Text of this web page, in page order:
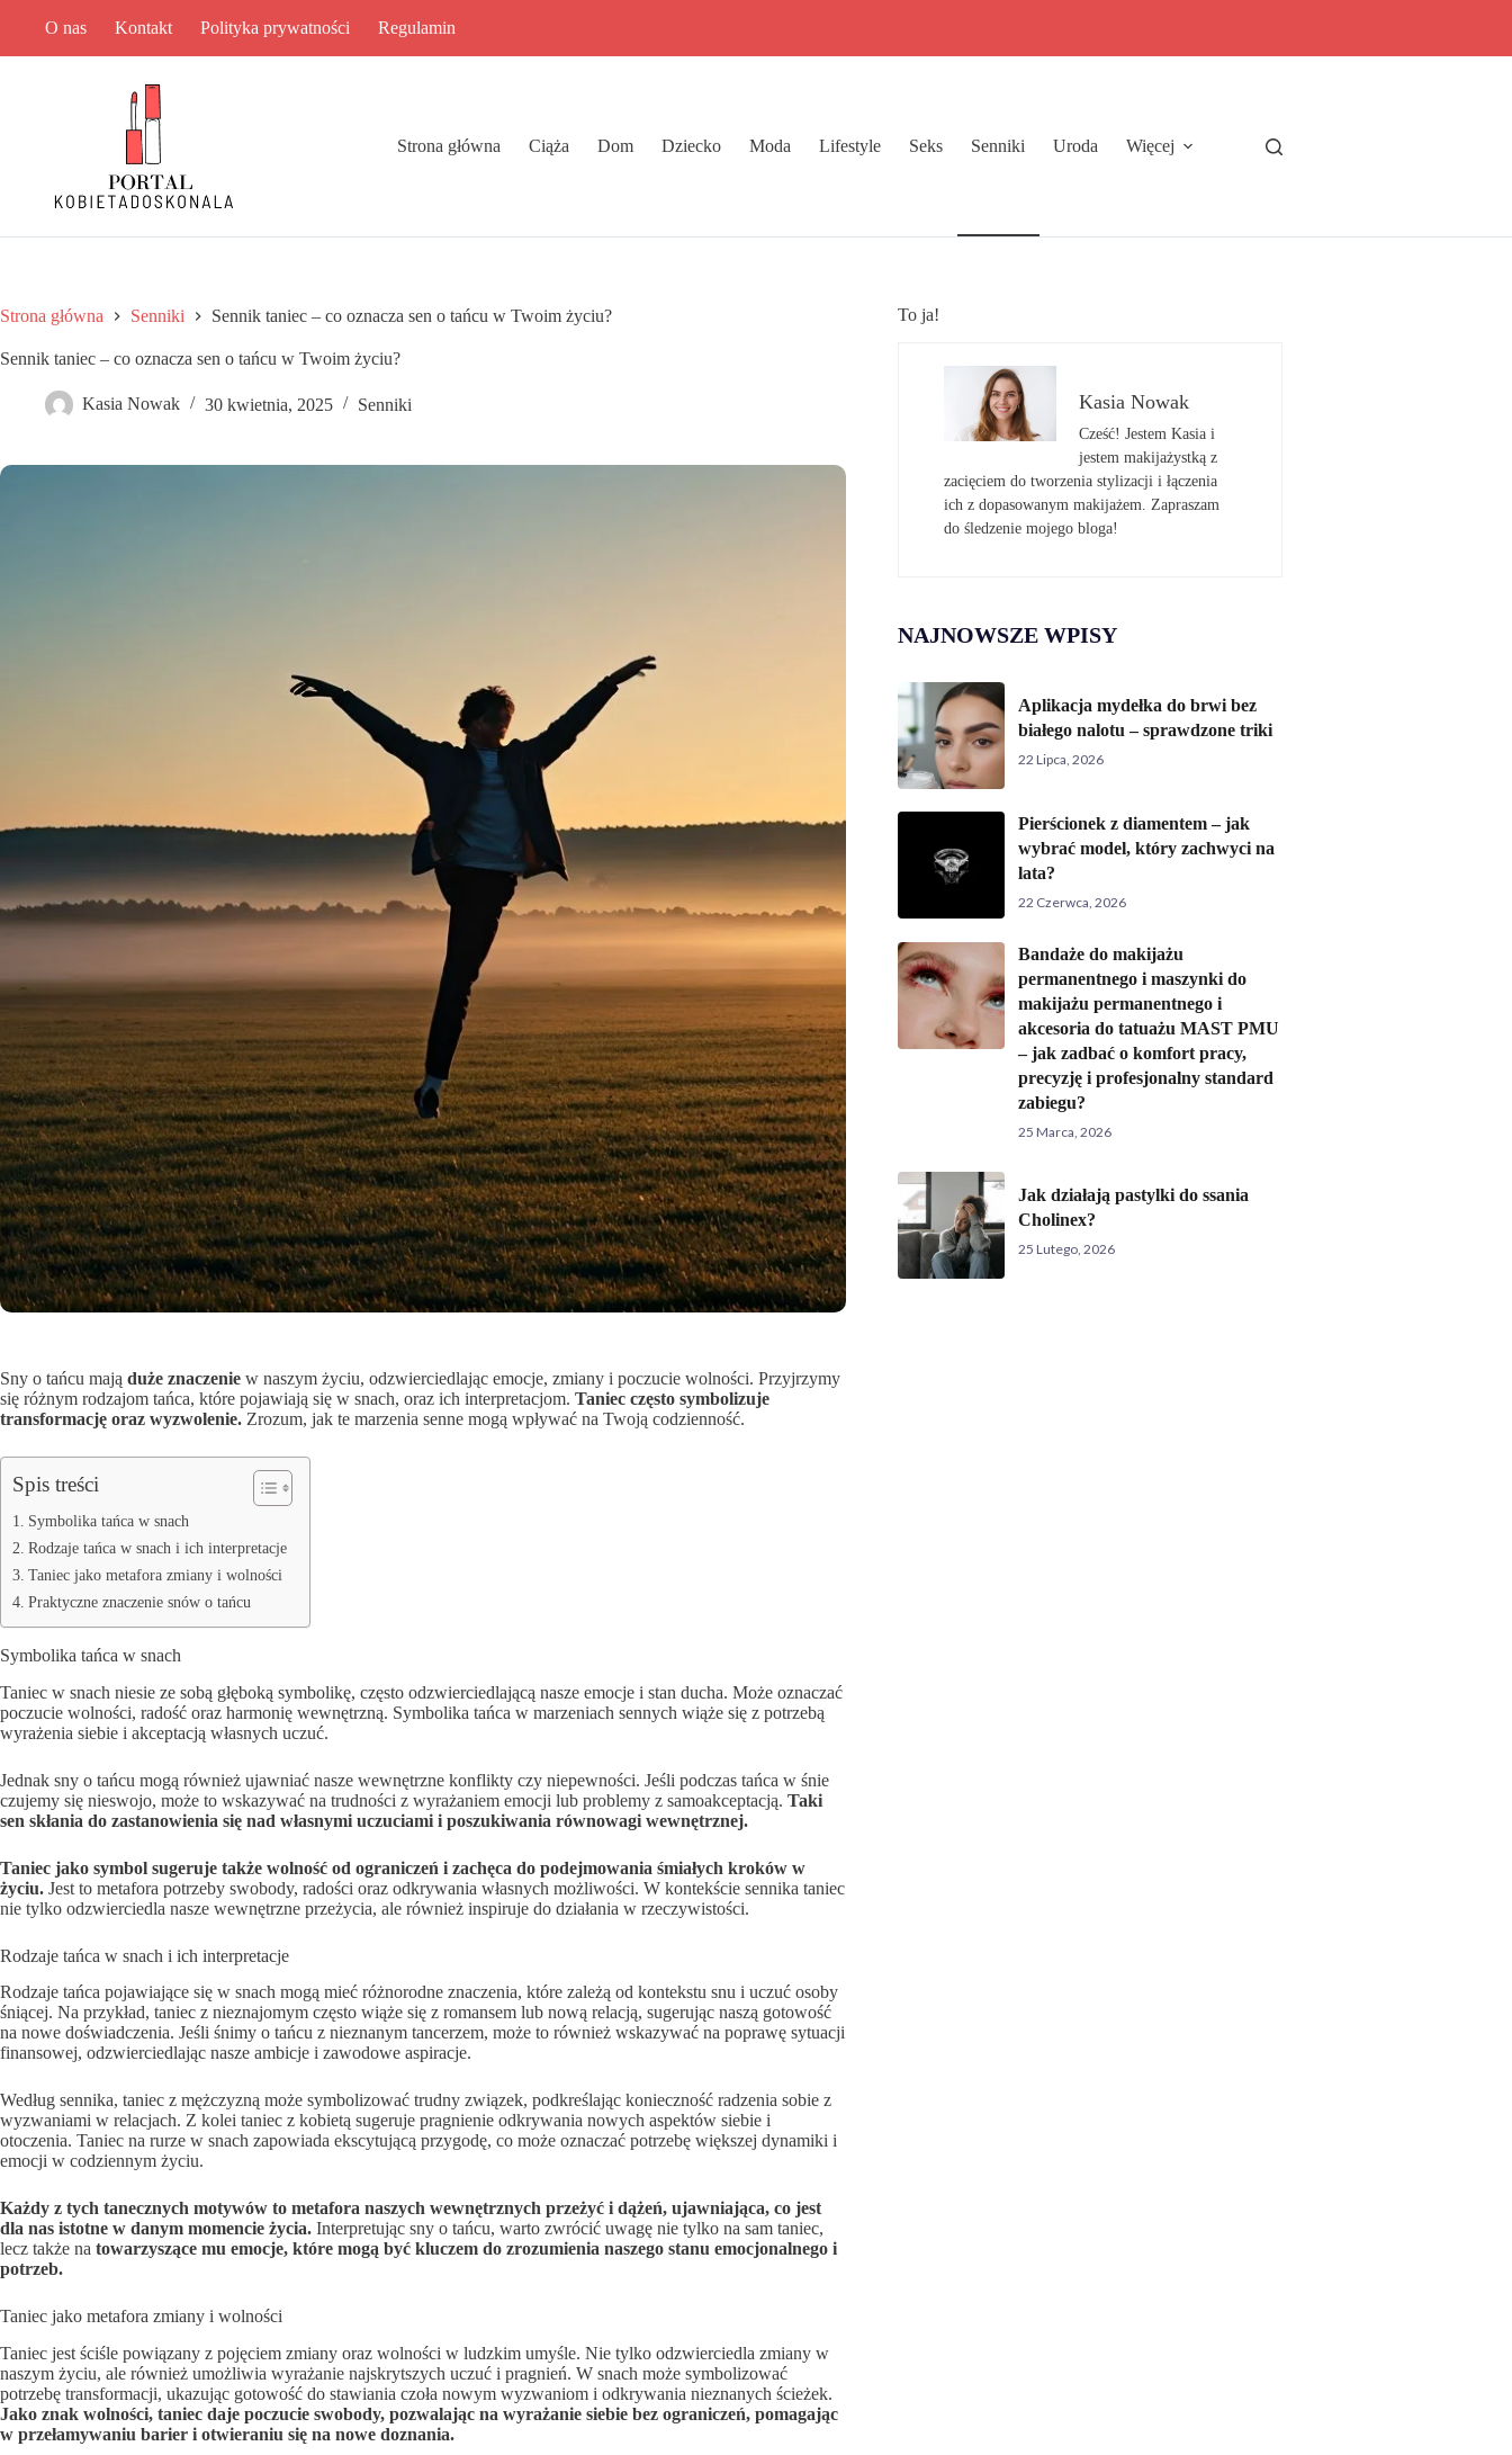
O nas Kontakt Polityka prywatności Regulamin
Strona główna Ciąża Dom Dziecko Moda Lifestyle Seks Senniki Uroda Więcej
Strona główna Senniki Sennik taniec – co oznacza sen o tańcu w Twoim życiu?
Sennik taniec – co oznacza sen o tańcu w Twoim życiu?
Kasia Nowak 30 kwietnia, 2025 Senniki
Sny o tańcu mają duże znaczenie w naszym życiu, odzwierciedlając emocje, zmiany i poczucie wolności. Przyjrzymy
się różnym rodzajom tańca, które pojawiają się w snach, oraz ich interpretacjom. Taniec często symbolizuje
transformację oraz wyzwolenie. Zrozum, jak te marzenia senne mogą wpływać na Twoją codzienność.
Spis treści
Symbolika tańca w snach
Rodzaje tańca w snach i ich interpretacje
Taniec jako metafora zmiany i wolności
Praktyczne znaczenie snów o tańcu
Symbolika tańca w snach
Taniec w snach niesie ze sobą głęboką symbolikę, często odzwierciedlającą nasze emocje i stan ducha. Może oznaczać
poczucie wolności, radość oraz harmonię wewnętrzną. Symbolika tańca w marzeniach sennych wiąże się z potrzebą
wyrażenia siebie i akceptacją własnych uczuć.
Jednak sny o tańcu mogą również ujawniać nasze wewnętrzne konflikty czy niepewności. Jeśli podczas tańca w śnie
czujemy się nieswojo, może to wskazywać na trudności z wyrażaniem emocji lub problemy z samoakceptacją. Taki
sen skłania do zastanowienia się nad własnymi uczuciami i poszukiwania równowagi wewnętrznej.
Taniec jako symbol sugeruje także wolność od ograniczeń i zachęca do podejmowania śmiałych kroków w
życiu. Jest to metafora potrzeby swobody, radości oraz odkrywania własnych możliwości. W kontekście sennika taniec
nie tylko odzwierciedla nasze wewnętrzne przeżycia, ale również inspiruje do działania w rzeczywistości.
Rodzaje tańca w snach i ich interpretacje
Rodzaje tańca pojawiające się w snach mogą mieć różnorodne znaczenia, które zależą od kontekstu snu i uczuć osoby
śniącej. Na przykład, taniec z nieznajomym często wiąże się z romansem lub nową relacją, sugerując naszą gotowość
na nowe doświadczenia. Jeśli śnimy o tańcu z nieznanym tancerzem, może to również wskazywać na poprawę sytuacji
finansowej, odzwierciedlając nasze ambicje i zawodowe aspiracje.
Według sennika, taniec z mężczyzną może symbolizować trudny związek, podkreślając konieczność radzenia sobie z
wyzwaniami w relacjach. Z kolei taniec z kobietą sugeruje pragnienie odkrywania nowych aspektów siebie i
otoczenia. Taniec na rurze w snach zapowiada ekscytującą przygodę, co może oznaczać potrzebę większej dynamiki i
emocji w codziennym życiu.
Każdy z tych tanecznych motywów to metafora naszych wewnętrznych przeżyć i dążeń, ujawniająca, co jest
dla nas istotne w danym momencie życia. Interpretując sny o tańcu, warto zwrócić uwagę nie tylko na sam taniec,
lecz także na towarzyszące mu emocje, które mogą być kluczem do zrozumienia naszego stanu emocjonalnego i
potrzeb.
Taniec jako metafora zmiany i wolności
Taniec jest ściśle powiązany z pojęciem zmiany oraz wolności w ludzkim umyśle. Nie tylko odzwierciedla zmiany w
naszym życiu, ale również umożliwia wyrażanie najskrytszych uczuć i pragnień. W snach może symbolizować
potrzebę transformacji, ukazując gotowość do stawiania czoła nowym wyzwaniom i odkrywania nieznanych ścieżek.
Jako znak wolności, taniec daje poczucie swobody, pozwalając na wyrażanie siebie bez ograniczeń, pomagając
w przełamywaniu barier i otwieraniu się na nowe doznania.
To ja!
Kasia Nowak
Cześć! Jestem Kasia i
jestem makijażystką z
zacięciem do tworzenia stylizacji i łączenia
ich z dopasowanym makijażem. Zapraszam
do śledzenie mojego bloga!
NAJNOWSZE WPISY
Aplikacja mydełka do brwi bez
białego nalotu – sprawdzone triki
22 Lipca, 2026
Pierścionek z diamentem – jak
wybrać model, który zachwyci na
lata?
22 Czerwca, 2026
Bandaże do makijażu
permanentnego i maszynki do
makijażu permanentnego i
akcesoria do tatuażu MAST PMU
– jak zadbać o komfort pracy,
precyzję i profesjonalny standard
zabiegu?
25 Marca, 2026
Jak działają pastylki do ssania
Cholinex?
25 Lutego, 2026